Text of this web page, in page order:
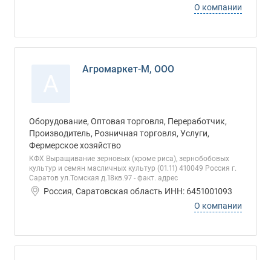
О компании
Агромаркет-М, ООО
Оборудование, Оптовая торговля, Переработчик,
Производитель, Розничная торговля, Услуги,
Фермерское хозяйство
КФХ Выращивание зерновых (кроме риса), зернобобовых
культур и семян масличных культур (01.11) 410049 Россия г.
Саратов ул.Томская д.18кв.97 - факт. адрес
Россия, Саратовская область ИНН: 6451001093
О компании